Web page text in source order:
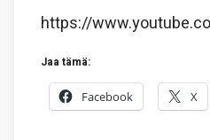
https://
Jaa tämä:
Facebook X